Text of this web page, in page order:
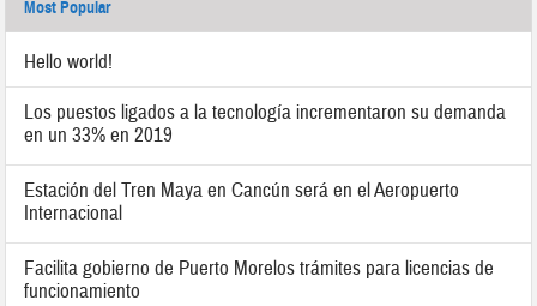
Most Popular
Hello world!
Los puestos ligados a la tecnología incrementaron su demanda
en un 33% en 2019
Estación del Tren Maya en Cancún será en el Aeropuerto
Internacional
Facilita gobierno de Puerto Morelos trámites para licencias de
funcionamiento